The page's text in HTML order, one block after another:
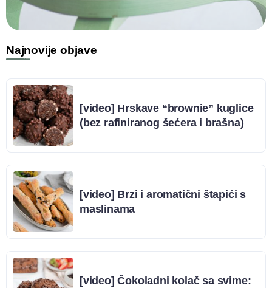
Najnovije objave
[video] Hrskave “brownie” kuglice
(bez rafiniranog šećera i brašna)
[video] Brzi i aromatični štapići s
maslinama
[video] Čokoladni kolač sa svime: